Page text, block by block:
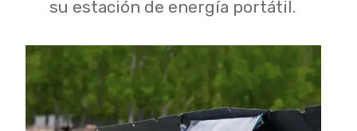
su estación de energía portátil.